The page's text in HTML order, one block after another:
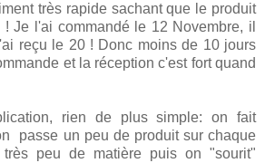
très rapide sachant que le produit
Je l'ai commandé le 12 Novembre, il
reçu le 20 ! Donc moins de 10 jours
et la réception c'est fort quand
rien de plus simple: on fait
passe un peu de produit sur chaque
peu de matière puis on "sourit"